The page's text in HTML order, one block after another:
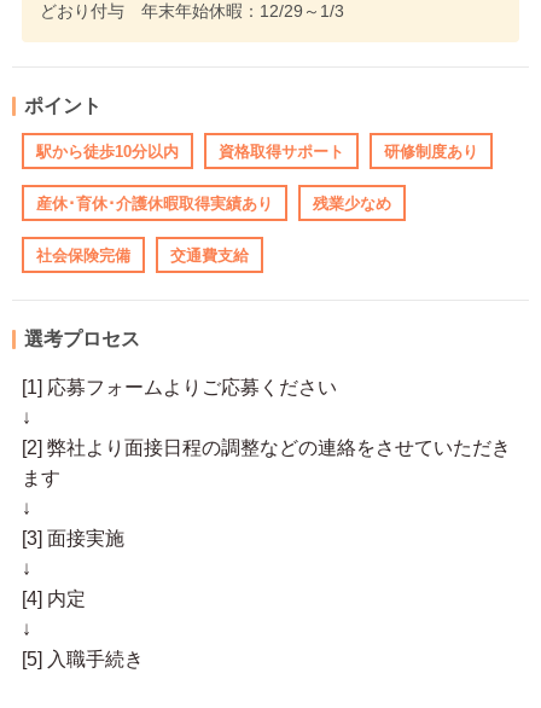
どおり付与 年末年始休暇：12/29～1/3
ポイント
駅から徒歩10分以内 資格取得サポート 研修制度あり
産休･育休･介護休暇取得実績あり 残業少なめ
社会保険完備 交通費支給
選考プロセス
[1] 応募フォームよりご応募ください
↓
[2] 弊社より面接日程の調整などの連絡をさせていただき
ます
↓
[3] 面接実施
↓
[4] 内定
↓
[5] 入職手続き